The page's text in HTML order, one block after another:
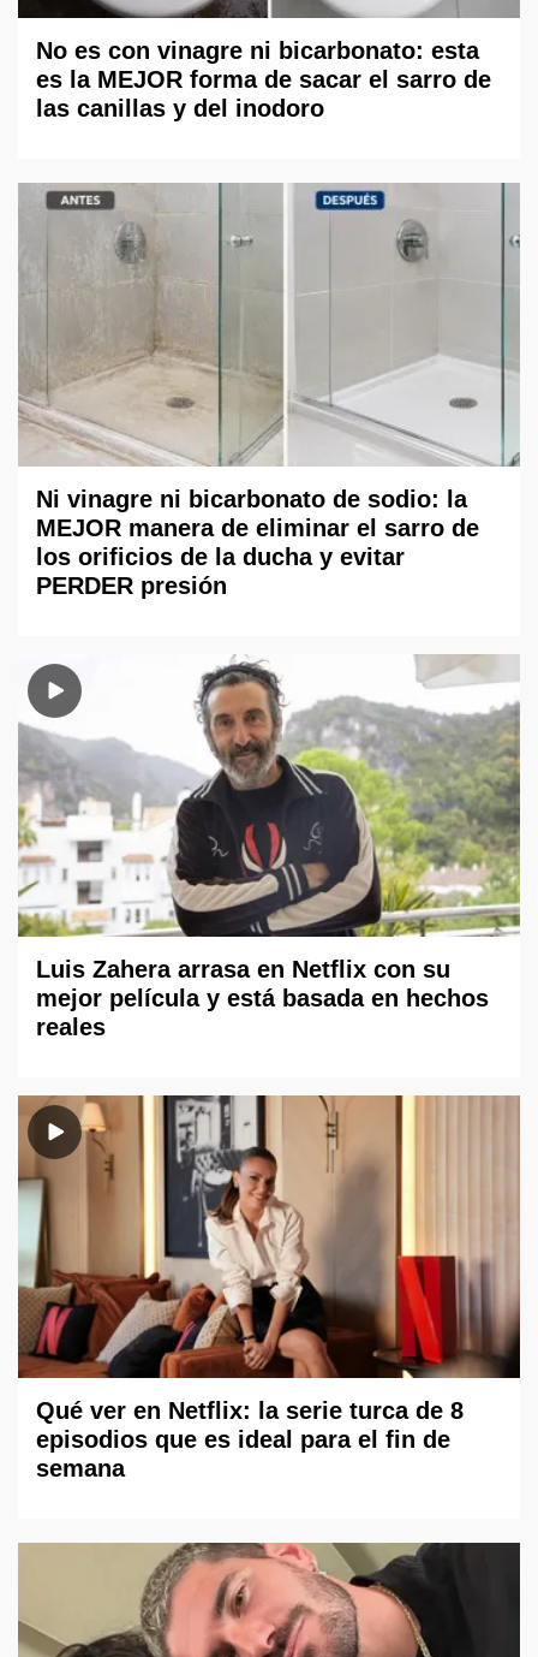
No es con vinagre ni bicarbonato: esta
es la MEJOR forma de sacar el sarro de
las canillas y del inodoro
Ni vinagre ni bicarbonato de sodio: la
MEJOR manera de eliminar el sarro de
los orificios de la ducha y evitar
PERDER presión
Luis Zahera arrasa en Netflix con su
mejor película y está basada en hechos
reales
Qué ver en Netflix: la serie turca de 8
episodios que es ideal para el fin de
semana